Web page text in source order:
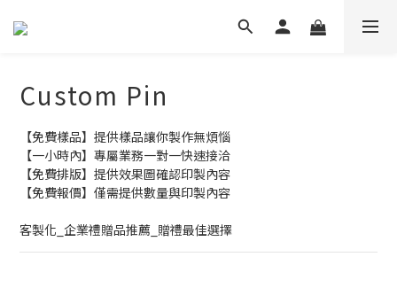
Custom Pin
【免費樣品】提供樣品讓你製作無煩惱
【一小時內】專屬業務一對一快速接洽
【免費排版】提供效果圖確認印製內容
【免費報價】僅需提供數量與印製內容
客製化_企業禮贈品推薦_贈禮最佳選擇